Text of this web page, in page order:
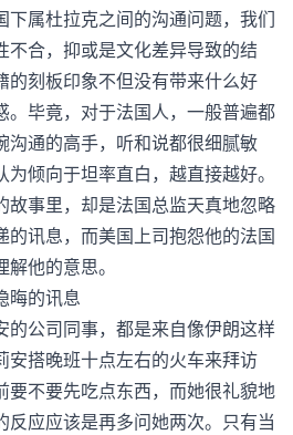
下属杜拉克之间的沟通问题，我们
不合，抑或是文化差异导致的结
的刻板印象不但没有带来什么好
。毕竟，对于法国人，一般普遍都
沟通的高手，听和说都很细腻敏
倾向于坦率直白，越直接越好。
故事里，却是法国总监天真地忽略
的讯息，而美国上司抱怨他的法国
他的意思。
晦的讯息
的公司同事，都是来自像伊朗这样
安搭晚班十点左右的火车来拜访
要不要先吃点东西，而她很礼貌地
反应应该是再多问她两次。只有当